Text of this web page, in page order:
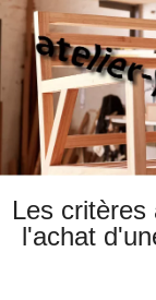
Les critères
l'achat